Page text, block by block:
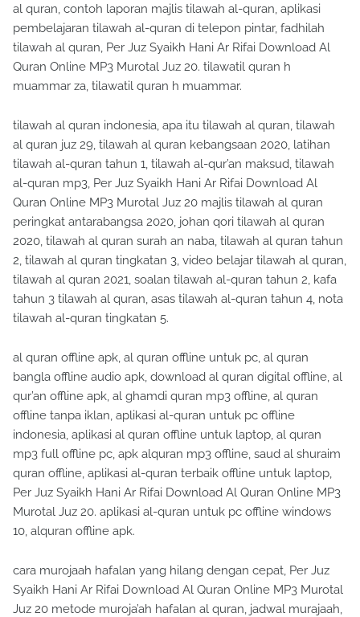
al quran, contoh laporan majlis tilawah al-quran, aplikasi
pembelajaran tilawah al-quran di telepon pintar, fadhilah
tilawah al quran, Per Juz Syaikh Hani Ar Rifai Download Al
Quran Online MP3 Murotal Juz 20. tilawatil quran h
muammar za, tilawatil quran h muammar.
tilawah al quran indonesia, apa itu tilawah al quran, tilawah
al quran juz 29, tilawah al quran kebangsaan 2020, latihan
tilawah al-quran tahun 1, tilawah al-qur’an maksud, tilawah
al-quran mp3, Per Juz Syaikh Hani Ar Rifai Download Al
Quran Online MP3 Murotal Juz 20 majlis tilawah al quran
peringkat antarabangsa 2020, johan qori tilawah al quran
2020, tilawah al quran surah an naba, tilawah al quran tahun
2, tilawah al quran tingkatan 3, video belajar tilawah al quran,
tilawah al quran 2021, soalan tilawah al-quran tahun 2, kafa
tahun 3 tilawah al quran, asas tilawah al-quran tahun 4, nota
tilawah al-quran tingkatan 5.
al quran offline apk, al quran offline untuk pc, al quran
bangla offline audio apk, download al quran digital offline, al
qur’an offline apk, al ghamdi quran mp3 offline, al quran
offline tanpa iklan, aplikasi al-quran untuk pc offline
indonesia, aplikasi al quran offline untuk laptop, al quran
mp3 full offline pc, apk alquran mp3 offline, saud al shuraim
quran offline, aplikasi al-quran terbaik offline untuk laptop,
Per Juz Syaikh Hani Ar Rifai Download Al Quran Online MP3
Murotal Juz 20. aplikasi al-quran untuk pc offline windows
10, alquran offline apk.
cara murojaah hafalan yang hilang dengan cepat, Per Juz
Syaikh Hani Ar Rifai Download Al Quran Online MP3 Murotal
Juz 20 metode muroja’ah hafalan al quran, jadwal murajaah,